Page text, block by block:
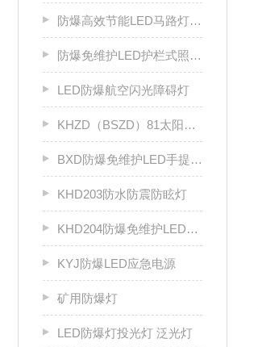
防爆高效节能LED马路灯（IIC）
防爆免维护LED护栏式照明灯（IIC）
LED防爆航空闪光障碍灯
KHZD（BSZD）81太阳能防爆航空闪光障碍灯
BXD防爆免维护LED手提灯 检修灯
KHD203防水防震防眩灯
KHD204防爆免维护LED固态灯
KYJ防爆LED应急电源
矿用防爆灯
LED防爆灯投光灯 泛光灯